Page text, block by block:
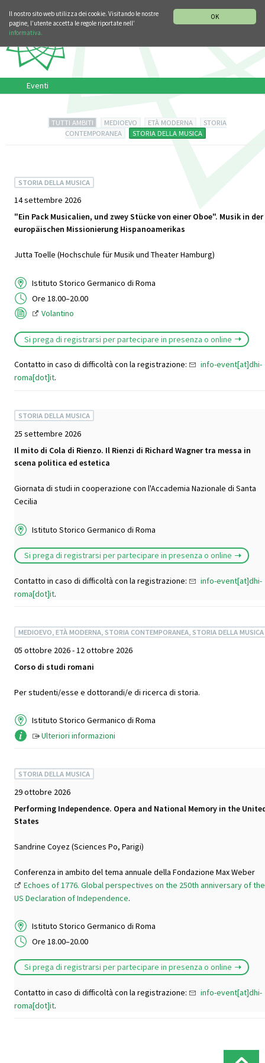
OK
Il nostro sito web utilizza dei cookie. Visitando le nostre
pagine, l’utente accetta le regole riportate nell’
informativa.
Eventi
TUTTI AMBITI MEDIOEVO ETÀ MODERNA
STORIA
CONTEMPORANEA
STORIA DELLA MUSICA
STORIA DELLA MUSICA
14 settembre 2026
"Ein Pack Musicalien, und zwey Stücke von einer Oboe". Musik in der
europäischen Missionierung Hispanoamerikas
Jutta Toelle (Hochschule für Musik und Theater Hamburg)
Istituto Storico Germanico di Roma
Ore 18.00–20.00
Volantino
Si prega di registrarsi per partecipare in presenza o online
Contatto in caso di difficoltà con la registrazione:
info-event[at]dhi-
roma[dot]it.
STORIA DELLA MUSICA
25 settembre 2026
Il mito di Cola di Rienzo. Il Rienzi di Richard Wagner tra messa in
scena politica ed estetica
Giornata di studi in cooperazione con l'Accademia Nazionale di Santa
Cecilia
Istituto Storico Germanico di Roma
Si prega di registrarsi per partecipare in presenza o online
Contatto in caso di difficoltà con la registrazione:
info-event[at]dhi-
roma[dot]it.
MEDIOEVO, ETÀ MODERNA, STORIA CONTEMPORANEA, STORIA DELLA MUSICA
05 ottobre 2026 - 12 ottobre 2026
Corso di studi romani
Per studenti/esse e dottorandi/e di ricerca di storia.
Istituto Storico Germanico di Roma
Ulteriori informazioni
STORIA DELLA MUSICA
29 ottobre 2026
Performing Independence. Opera and National Memory in the
States
Sandrine Coyez (Sciences Po, Parigi)
Conferenza in ambito del tema annuale della Fondazione Max Weber
Echoes of 1776. Global perspectives on the 250th anniversary of the
US Declaration of Independence.
Istituto Storico Germanico di Roma
Ore 18.00–20.00
Si prega di registrarsi per partecipare in presenza o online
Contatto in caso di difficoltà con la registrazione:
info-event[at]dhi-
roma[dot]it.